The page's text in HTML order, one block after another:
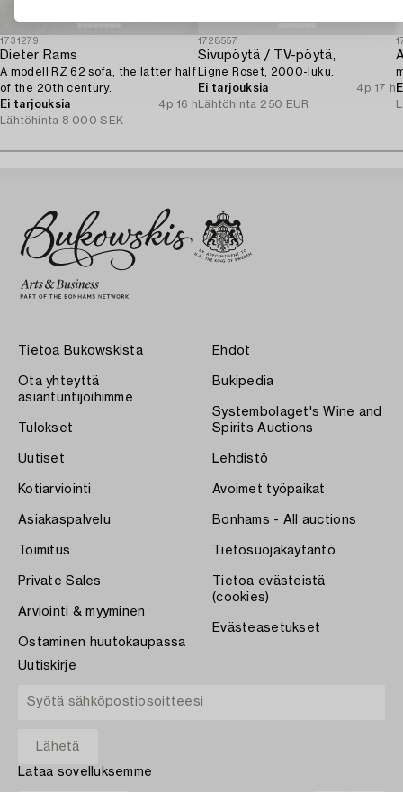
1731279
Dieter Rams
A modell RZ 62 sofa, the latter half
of the 20th century.
Ei tarjouksia
4p 16 h
Lähtöhinta 8 000 SEK
1728557
Sivupöytä / TV-pöytä,
Ligne Roset, 2000-luku.
Ei tarjouksia
4p 17 h
Lähtöhinta 250 EUR
Tietoa Bukowskista
Ota yhteyttä
asiantuntijoihimme
Tulokset
Uutiset
Kotiarviointi
Asiakaspalvelu
Toimitus
Private Sales
Arviointi & myyminen
Ostaminen huutokaupassa
Ehdot
Bukipedia
Systembolaget's Wine and
Spirits Auctions
Lehdistö
Avoimet työpaikat
Bonhams - All auctions
Tietosuojakäytäntö
Tietoa evästeistä
(cookies)
Evästeasetukset
Uutiskirje
Lataa sovelluksemme